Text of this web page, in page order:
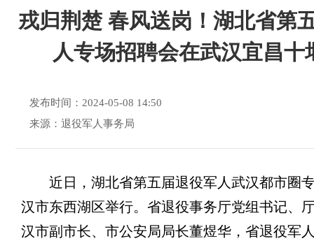
戎归荆楚 春风送岗！湖北省第
人专场招聘会在武汉宜昌十
发布时间：2024-05-08 14:50
来源：退役军人事务局
近日，湖北省第五届退役军人武汉都市圈
汉市东西湖区举行。省退役事务厅党组书记、
汉市副市长、市公安局局长董煜华，省退役军